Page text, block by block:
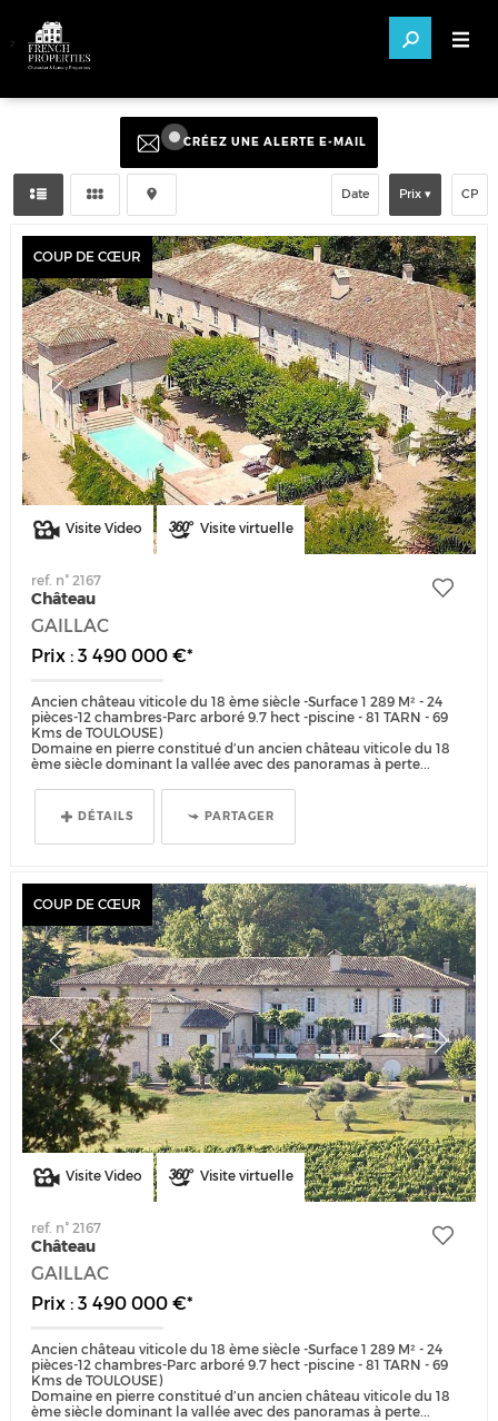
²
CRÉEZ UNE ALERTE E-MAIL
Date Prix CP
Visite Video Visite virtuelle
COUP DE CŒUR
ref. n° 2167
Château
GAILLAC
Prix : 3 490 000 €*
Ancien château viticole du 18 ème siècle -Surface 1 289 M² - 24
pièces-12 chambres-Parc arboré 9.7 hect -piscine - 81 TARN - 69
Kms de TOULOUSE)
Domaine en pierre constitué d’un ancien château viticole du 18
ème siècle dominant la vallée avec des panoramas à perte...
DÉTAILS PARTAGER
Visite Video Visite virtuelle
COUP DE CŒUR
ref. n° 2167
Château
GAILLAC
Prix : 3 490 000 €*
Ancien château viticole du 18 ème siècle -Surface 1 289 M² - 24
pièces-12 chambres-Parc arboré 9.7 hect -piscine - 81 TARN - 69
Kms de TOULOUSE)
Domaine en pierre constitué d’un ancien château viticole du 18
ème siècle dominant la vallée avec des panoramas à perte...